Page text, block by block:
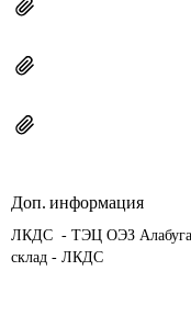
Доп. информация
ЛКДС  - ТЭЦ ОЭЗ Алабуга
склад - ЛКДС